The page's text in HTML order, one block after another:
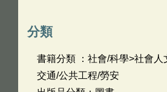
分類
書籍分類 ：社會/科學>社會人
交通/公共工程/勞安